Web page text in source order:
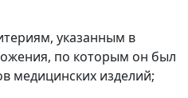
указанным в
по которым он был
медицинских изделий;